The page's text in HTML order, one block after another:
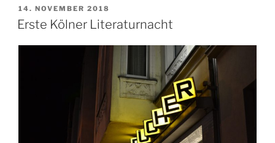
VERÖFFENTLICHT
AM
14. NOVEMBER 2018
Erste Kölner Literaturnacht